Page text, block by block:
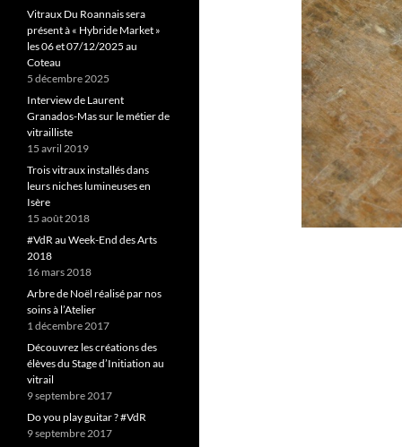
Vitraux Du Roannais sera
présent à « Hybride Market »
les 06 et 07/12/2025 au
Coteau
5 décembre 2025
Interview de Laurent
Granados-Mas sur le métier de
vitrailliste
15 avril 2019
Trois vitraux installés dans
leurs niches lumineuses en
Isère
15 août 2018
#VdR au Week-End des Arts
2018
16 mars 2018
Arbre de Noël réalisé par nos
soins à l’Atelier
1 décembre 2017
Découvrez les créations des
élèves du Stage d’Initiation au
vitrail
9 septembre 2017
Do you play guitar ? #VdR
9 septembre 2017